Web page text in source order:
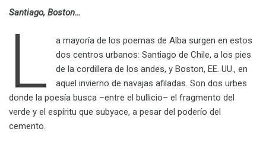
Santiago, Boston…
L
a mayoría de los poemas de Alba surgen en estos
dos centros urbanos: Santiago de Chile, a los pies
de la cordillera de los andes, y Boston, EE. UU., en
aquel invierno de navajas afiladas. Son dos urbes
donde la poesía busca –entre el bullicio– el fragmento del
verde y el espíritu que subyace, a pesar del poderío del
cemento.